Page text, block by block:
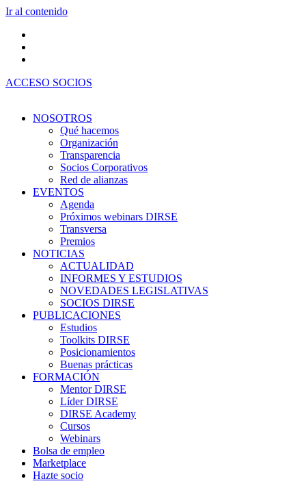
Ir al contenido
ACCESO SOCIOS
NOSOTROS
Qué hacemos
Organización
Transparencia
Socios Corporativos
Red de alianzas
EVENTOS
Agenda
Próximos webinars DIRSE
Transversa
Premios
NOTICIAS
ACTUALIDAD
INFORMES Y ESTUDIOS
NOVEDADES LEGISLATIVAS
SOCIOS DIRSE
PUBLICACIONES
Estudios
Toolkits DIRSE
Posicionamientos
Buenas prácticas
FORMACIÓN
Mentor DIRSE
Líder DIRSE
DIRSE Academy
Cursos
Webinars
Bolsa de empleo
Marketplace
Hazte socio